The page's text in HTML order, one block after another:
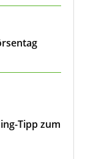
Tipp zum